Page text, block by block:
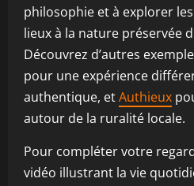
philosophie et à explorer
lieux à la nature préservée
Découvrez d’autres
pour une expérience
authentique, etAuthieux
autour de la ruralité locale.
Pour compléter votre
vidéo illustrant la vie